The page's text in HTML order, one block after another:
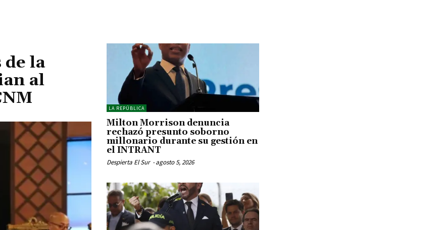
de la
al
LA REPÚBLICA
Milton Morrison denuncia
rechazó presunto soborno
millonario durante su gestión en
el INTRANT
Despierta El Sur -agosto 5, 2026